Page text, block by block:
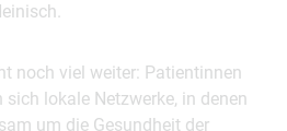
noch viel weiter: Patientinnen
lokale Netzwerke, in denen
um die Gesundheit der